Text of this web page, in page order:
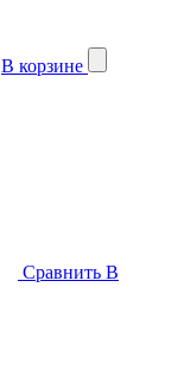
В корзине
Сравнить В